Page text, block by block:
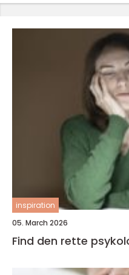
inspiration
05. March 2026
Find den rette